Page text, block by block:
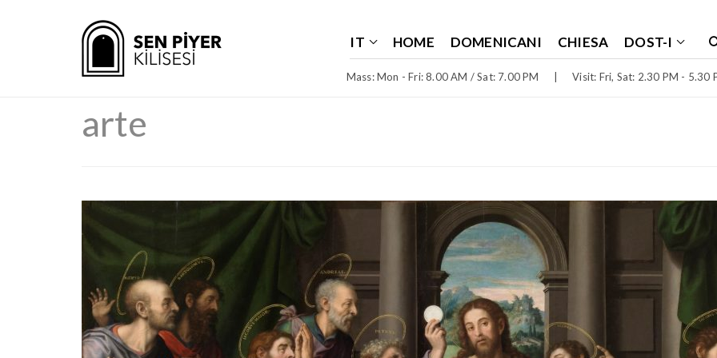
Mass: Mon - Fri: 8.00 AM / Sat: 7.00 PM Visit: Fri, Sat: 2.30 PM - 5.30
IT HOME DOMENICANI CHIESA DOST-I
arte